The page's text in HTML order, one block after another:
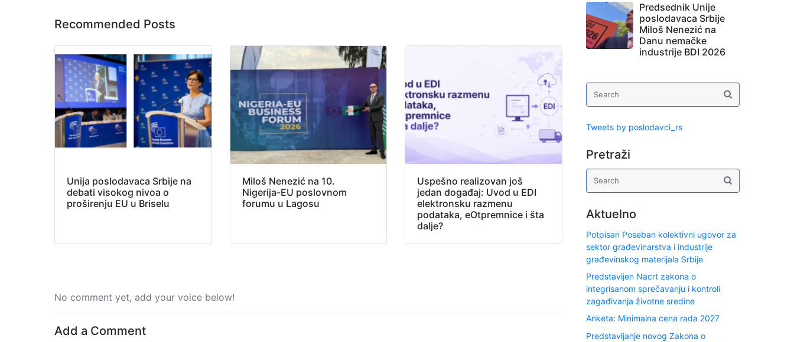
Recommended Posts
Unija poslodavaca Srbije na
debati visokog nivoa o
proširenju EU u Briselu
Miloš Nenezić na 10.
Nigerija-EU poslovnom
forumu u Lagosu
Uspešno realizovan još
jedan događaj: Uvod u EDI
elektronsku razmenu
podataka, eOtpremnice i šta
dalje?
No comment yet, add your voice below!
Add a Comment
Predsednik Unije
poslodavaca Srbije
Miloš Nenezić na
Danu nemačke
industrije BDI 2026
Tweets by poslodavci_rs
Pretraži
Aktuelno
Potpisan Poseban kolektivni ugovor za
sektor građevinarstva i industrije
građevinskog materijala Srbije
Predstavljen Nacrt zakona o
integrisanom sprečavanju i kontroli
zagađivanja životne sredine
Anketa: Minimalna cena rada 2027
Predstavljanje novog Zakona o